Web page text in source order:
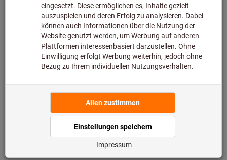
Bitte beachten Sie die Lieferzeit und eingeschränkte
Beratung:
Diesen Artikel bestellen wir für Sie direkt beim Hersteller,
da er nicht Bestandteil unseres Hauptsortiments ist und
somit nicht bei uns auf Lager liegt.Infos
Original-Nachschliff für Original Leistung– Senken Sie
jetzt ganz einfach Ihre Kosten mit unserem
professionellen Nachschleifservice.
Artikel teilen